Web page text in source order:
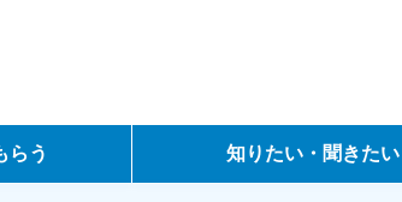
らう 知りたい・聞きたい